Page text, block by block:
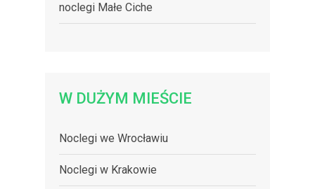
noclegi Małe Ciche
W DUŻYM MIEŚCIE
Noclegi we Wrocławiu
Noclegi w Krakowie